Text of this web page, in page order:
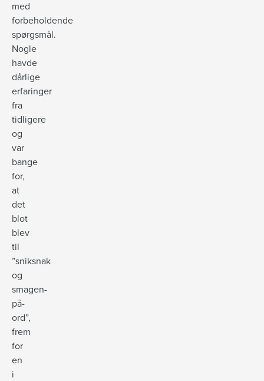
med
forbeholdende
spørgsmål.
Nogle
havde
dårlige
erfaringer
fra
tidligere
og
var
bange
for,
at
det
blot
blev
til
”sniksnak
og
smagen-
på-
ord”,
frem
for
en
i